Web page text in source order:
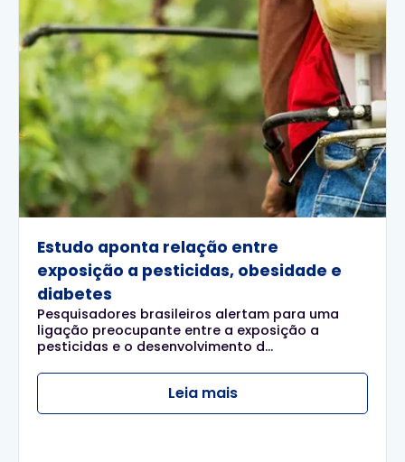
Estudo aponta relação entre
exposição a pesticidas, obesidade e
diabetes
Pesquisadores brasileiros alertam para uma
ligação preocupante entre a exposição a
pesticidas e o desenvolvimento d...
Leia mais